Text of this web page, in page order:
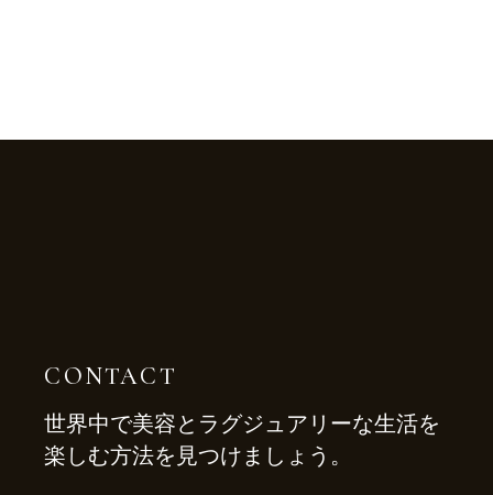
CONTACT
世界中で美容とラグジュアリーな生活を
楽しむ方法を見つけましょう。